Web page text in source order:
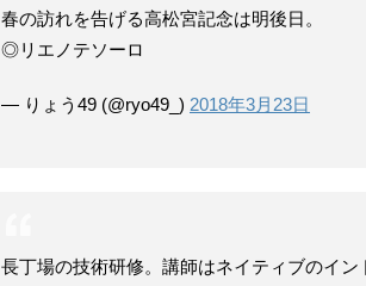
春の訪れを告げる高松宮記念は明後日。
◎リエノテソーロ
— りょう49 (@ryo49_) 2018年3月23日
長丁場の技術研修。講師はネイティブのイ